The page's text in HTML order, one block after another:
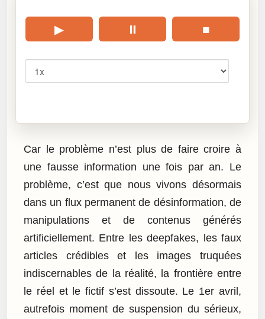
▶ ⏸ ■
Car le problème n’est plus de faire croire à
une fausse information une fois par an. Le
problème, c’est que nous vivons désormais
dans un flux permanent de désinformation, de
manipulations et de contenus générés
artificiellement. Entre les deepfakes, les faux
articles crédibles et les images truquées
indiscernables de la réalité, la frontière entre
le réel et le fictif s’est dissoute. Le 1er avril,
autrefois moment de suspension du sérieux,